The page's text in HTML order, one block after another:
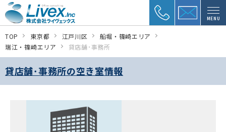
MENU
TOP 東京都 江戸川区
船堀・篠崎エリア
瑞江・篠崎エリア
貸店舗･事務所
貸店舗･事務所の空き室情報